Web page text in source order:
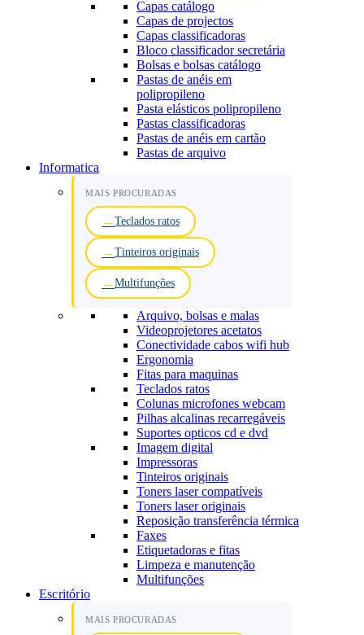
Capas catálogo
Capas de projectos
Capas classificadoras
Bloco classificador secretária
Bolsas e bolsas catálogo
Pastas de anéis em
polipropileno
Pasta elásticos polipropileno
Pastas classificadoras
Pastas de anéis em cartão
Pastas de arquivo
Informatica
MAIS PROCURADAS
Teclados ratos
Tinteiros originais
Multifunções
Arquivo, bolsas e malas
Videoprojetores acetatos
Conectividade cabos wifi hub
Ergonomia
Fitas para maquinas
Teclados ratos
Colunas microfones webcam
Pilhas alcalinas recarregáveis
Suportes opticos cd e dvd
Imagem digital
Impressoras
Tinteiros originais
Toners laser compatíveis
Toners laser originais
Reposição transferência térmica
Faxes
Etiquetadoras e fitas
Limpeza e manutenção
Multifunções
Escritório
MAIS PROCURADAS